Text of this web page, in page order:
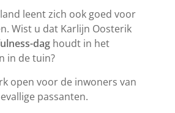
leent zich ook goed voor
Wist u dat Karlijn Oosterik
dag houdt in het
in de tuin?
open voor de inwoners van
passanten.